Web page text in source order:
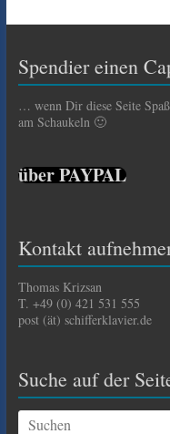
Spendier einen
… wenn Dir diese Seite
am Schaukeln 🙂
über PAYPAL
Kontakt
Thomas Krizsan
T. +49 (0) 421 531 555
post (ät) schifferklavier.de
Suche auf der